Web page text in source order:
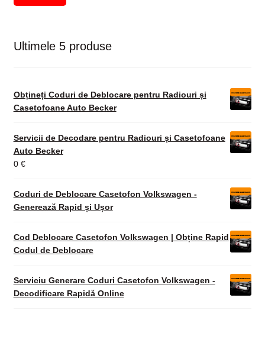
Ultimele 5 produse
Obțineți Coduri de Deblocare pentru Radiouri și
Casetofoane Auto Becker
Servicii de Decodare pentru Radiouri și Casetofoane
Auto Becker
0 €
Coduri de Deblocare Casetofon Volkswagen -
Generează Rapid și Ușor
Cod Deblocare Casetofon Volkswagen | Obține Rapid
Codul de Deblocare
Serviciu Generare Coduri Casetofon Volkswagen -
Decodificare Rapidă Online